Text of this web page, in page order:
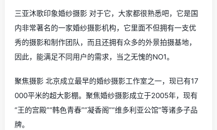
三亚沐歌印象婚纱摄影 对于它，大家都很熟悉吧，它是国
内非常著名的一家婚纱摄影机构，它里面不但拥有一支优
秀的摄影和制作团队，而且还拥有众多的外景拍摄基地，
因此，能满足不同用户的需求，当之无愧的NO1。
聚焦摄影 北京成立最早的婚纱摄影工作室之一，现已有17
000平米的超大影棚。聚焦婚纱摄影成立于2005年，现有
“王的宫殿”“韩色青春”“凝香阁”“维多利亚公馆”等诸多子品
牌。